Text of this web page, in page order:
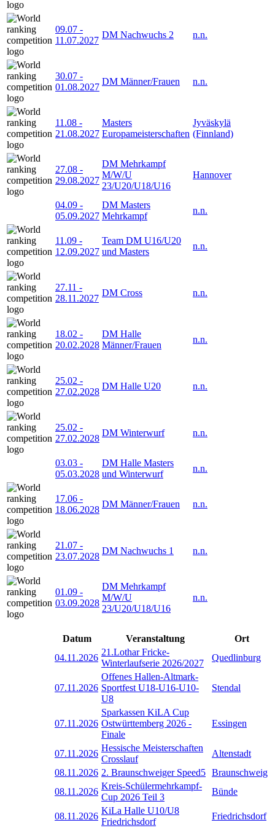
09.07 -
11.07.2027
DM Nachwuchs 2 n.n.
30.07 -
01.08.2027
DM Männer/Frauen n.n.
11.08 -
21.08.2027
Masters
Europameisterschaften
Jyväskylä
(Finnland)
27.08 -
29.08.2027
DM Mehrkampf
M/W/U
23/U20/U18/U16
Hannover
04.09 -
05.09.2027
DM Masters
Mehrkampf
n.n.
11.09 -
12.09.2027
Team DM U16/U20
und Masters
n.n.
27.11 -
28.11.2027
DM Cross n.n.
18.02 -
20.02.2028
DM Halle
Männer/Frauen
n.n.
25.02 -
27.02.2028
DM Halle U20 n.n.
25.02 -
27.02.2028
DM Winterwurf n.n.
03.03 -
05.03.2028
DM Halle Masters
und Winterwurf
n.n.
17.06 -
18.06.2028
DM Männer/Frauen n.n.
21.07 -
23.07.2028
DM Nachwuchs 1 n.n.
01.09 -
03.09.2028
DM Mehrkampf
M/W/U
23/U20/U18/U16
n.n.
Datum Veranstaltung
Ort
04.11.2026
21.Lothar Fricke-
Winterlaufserie 2026/2027
Quedlinburg
07.11.2026
Offenes Hallen-Altmark-
Sportfest U18-U16-U10-
U8
Stendal
07.11.2026
Sparkassen KiLA Cup
Ostwürttemberg 2026 -
Finale
Essingen
07.11.2026
Hessische Meisterschaften
Crosslauf
Altenstadt
08.11.2026 2. Braunschweiger Speed5 Braunschweig
08.11.2026
Kreis-Schülermehrkampf-
Cup 2026 Teil 3
Bünde
08.11.2026
KiLa Halle U10/U8
Friedrichsdorf
Friedrichsdorf